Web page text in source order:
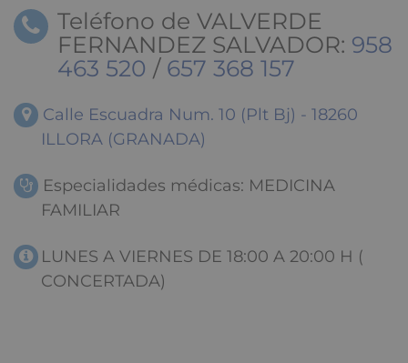
Teléfono de VALVERDE
FERNANDEZ SALVADOR: 958
463 520 / 657 368 157
Calle Escuadra Num. 10 (Plt Bj) - 18260
ILLORA (GRANADA)
Especialidades médicas: MEDICINA
FAMILIAR
LUNES A VIERNES DE 18:00 A 20:00 H (
CONCERTADA)